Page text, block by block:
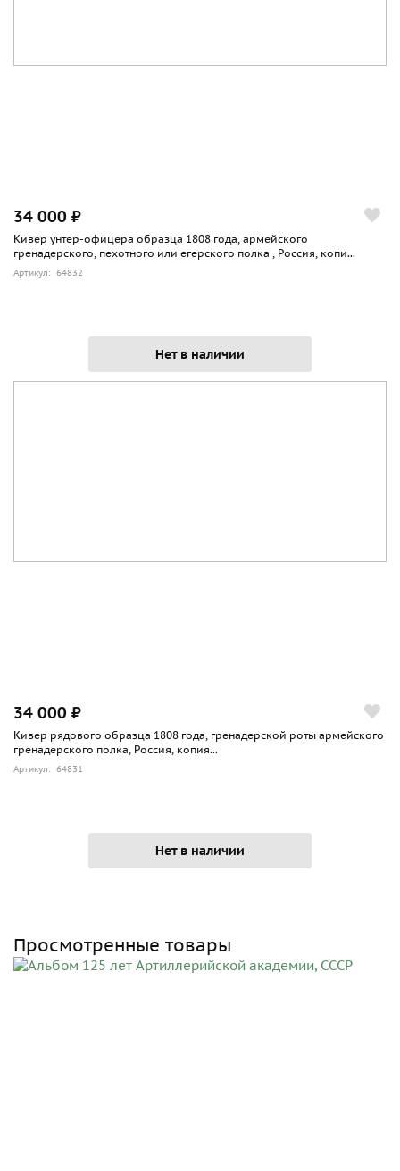
34 000 ₽
Кивер унтер-офицера образца 1808 года, армейского
гренадерского, пехотного или егерского полка , Россия, копи...
Артикул: 64832
Нет в наличии
34 000 ₽
Кивер рядового образца 1808 года, гренадерской роты армейского
гренадерского полка, Россия, копия...
Артикул: 64831
Нет в наличии
Просмотренные товары